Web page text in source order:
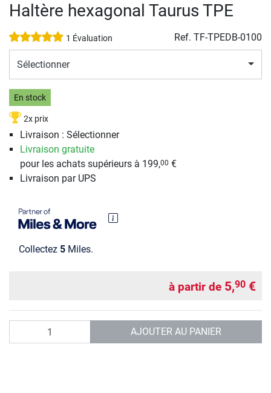
Haltère hexagonal Taurus TPE
1 Évaluation Ref. TF-TPEDB-0100
Sélectionner
En stock
2x prix
Livraison : Sélectionner
Livraison gratuite
pour les achats supérieurs à 199,00 €
Livraison par UPS
Collectez 5 Miles.
à partir de 5,90 €
AJOUTER AU PANIER